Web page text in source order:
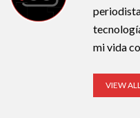
mi vida
VIEW